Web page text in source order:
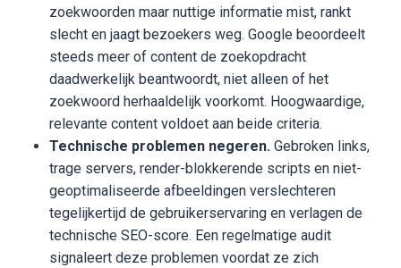
zoekwoorden maar nuttige informatie mist, rankt
slecht en jaagt bezoekers weg. Google beoordeelt
steeds meer of content de zoekopdracht
daadwerkelijk beantwoordt, niet alleen of het
zoekwoord herhaaldelijk voorkomt. Hoogwaardige,
relevante content voldoet aan beide criteria.
Technische problemen negeren. Gebroken links,
trage servers, render-blokkerende scripts en niet-
geoptimaliseerde afbeeldingen verslechteren
tegelijkertijd de gebruikerservaring en verlagen de
technische SEO-score. Een regelmatige audit
signaleert deze problemen voordat ze zich